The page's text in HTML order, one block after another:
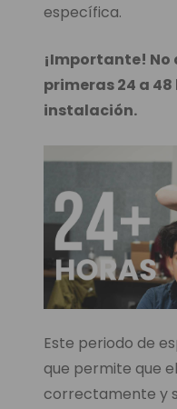
específica.
¡Importante! No
primeras 24 a
instalación.
Este periodo de
que permite que
correctamente y